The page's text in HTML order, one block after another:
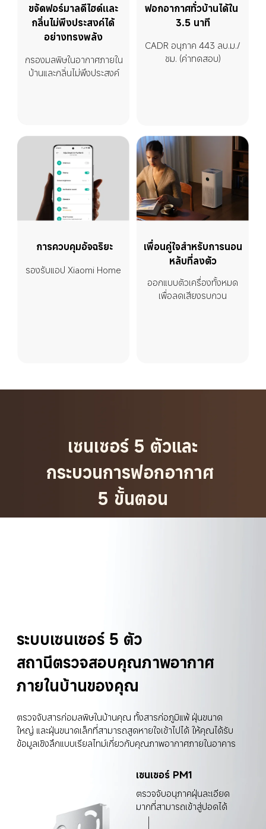
ขจัดฟอร์มาลดีไฮด์และ
กลิ่นไม่พึงประสงค์ได้
อย่างทรงพลัง
กรองมลพิษในอากาศภายใน
บ้านและกลิ่นไม่พึงประสงค์
ฟอกอากาศทั่วบ้านได้ใน
3.5 นาที
CADR อนุภาค 443 ลบ.ม./
ชม. (ค่าทดสอบ)
การควบคุมอัจฉริยะ
รองรับแอป Xiaomi Home
เพื่อนคู่ใจสำหรับการนอน
หลับที่ลงตัว
ออกแบบตัวเครื่องทั้งหมด
เพื่อลดเสียงรบกวน
เซนเซอร์ 5 ตัวและ
กระบวนการฟอกอากาศ
5 ขั้นตอน
ระบบเซนเซอร์ 5 ตัว
สถานีตรวจสอบคุณภาพอากาศ
ภายในบ้านของคุณ
ตรวจจับสารก่อมลพิษในบ้านคุณ ทั้งสารก่อภูมิแพ้ ฝุ่นขนาด
ใหญ่ และฝุ่นขนาดเล็กที่สามารถสูดหายใจเข้าไปได้ ให้คุณได้รับ
ข้อมูลเชิงลึกแบบเรียลไทม์เกี่ยวกับคุณภาพอากาศภายในอาคาร
เซนเซอร์ PM1
ตรวจจับอนุภาคฝุ่นละเอียด
มากที่สามารถเข้าสู่ปอดได้